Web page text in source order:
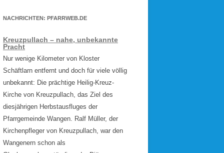
NACHRICHTEN: PFARRWEB.DE
Kreuzpullach – nahe, unbekannte
Pracht
Nur wenige Kilometer von Kloster
Schäftlarn entfernt und doch für viele völlig
unbekannt: Die prächtige Heilig-Kreuz-
Kirche von Kreuzpullach, das Ziel des
diesjährigen Herbstausfluges der
Pfarrgemeinde Wangen. Ralf Müller, der
Kirchenpfleger von Kreuzpullach, war den
Wangenern schon als